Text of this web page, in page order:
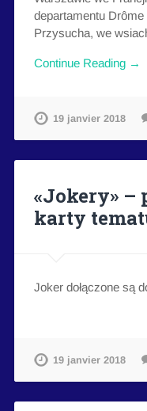
departamentu
Przysucha, we
Continue Reading →
19 janvier 2018
«Jokery» –
karty
Joker dołączone
19 janvier 2018